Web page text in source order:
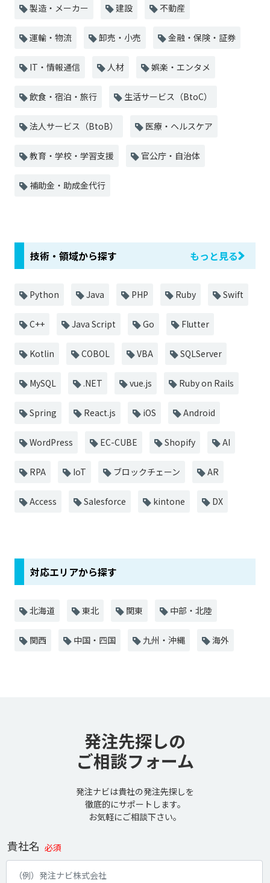
製造・メーカー 建設 不動産
運輸・物流 卸売・小売 金融・保険・証券
IT・情報通信 人材 娯楽・エンタメ
飲食・宿泊・旅行 生活サービス（BtoC）
法人サービス（BtoB） 医療・ヘルスケア
教育・学校・学習支援 官公庁・自治体
補助金・助成金代行
技術・領域から探す もっと見る
Python Java PHP Ruby Swift
C++ Java Script Go Flutter
Kotlin COBOL VBA SQLServer
MySQL .NET vue.js Ruby on Rails
Spring React.js iOS Android
WordPress EC-CUBE Shopify AI
RPA IoT ブロックチェーン AR
Access Salesforce kintone DX
対応エリアから探す
北海道 東北 関東 中部・北陸
関西 中国・四国 九州・沖縄 海外
発注先探しの
ご相談フォーム
発注ナビは貴社の発注先探しを
徹底的にサポートします。
お気軽にご相談下さい。
貴社名 必須